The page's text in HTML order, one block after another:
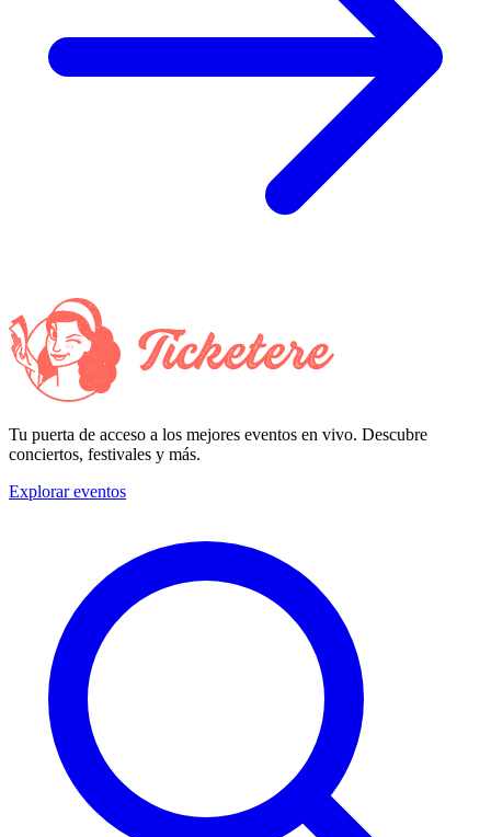
Tu puerta de acceso a los mejores eventos en vivo. Descubre
conciertos, festivales y más.
Explorar eventos